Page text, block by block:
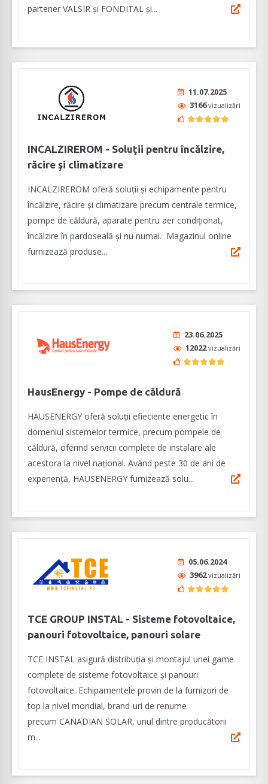
partener VALSIR şi FONDITAL şi...
11.07.2025
3166vizualizări
INCALZIREROM - Soluţii pentru încălzire,
răcire şi climatizare
INCALZIREROM oferă soluţii şi echipamente pentru
încălzire, răcire şi climatizare precum centrale termice,
pompe de căldură, aparate pentru aer condiţionat,
încălzire în pardoseală şi nu numai. Magazinul online
furnizează produse...
23.06.2025
12022vizualizări
HausEnergy - Pompe de căldură
HAUSENERGY oferă soluții efieciente energetic în
domeniul sistemelor termice, precum pompele de
căldură, oferind servicii complete de instalare ale
acestora la nivel național. Având peste 30 de ani de
experiență, HAUSENERGY furnizează solu...
05.06.2024
3962vizualizări
TCE GROUP INSTAL - Sisteme fotovoltaice,
panouri fotovoltaice, panouri solare
TCE INSTAL asigură distribuția și montajul unei game
complete de sisteme fotovoltaice și panouri
fotovoltaice. Echipamentele provin de la furnizori de
top la nivel mondial, brand-uri de renume
precum CANADIAN SOLAR, unul dintre producătorii
m...